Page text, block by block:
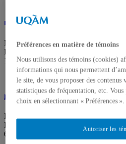
La Coupe du monde des frontières
Maélys Druilhe
La Presse
18 juin 2026
Le retour des cigognes
Élisabeth Vallet
Le Devoir
6 juin 2026
Préférences en matière de témoins
Nous utilisons des témoins (cookies)
informations qui nous permettent
le site, de vous proposer des contenus
statistiques de fréquentation, etc.
choix en sélectionnant « Préférences ».
Autoriser les